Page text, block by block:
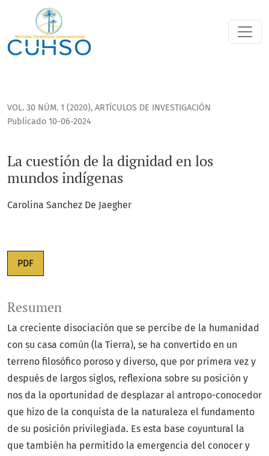
La cuestión de la dignidad en los mundos indígenas
VOL. 30 NÚM. 1 (2020), ARTÍCULOS DE INVESTIGACIÓN
La cuestión de la dignidad en los
mundos indígenas
Publicado 10-06-2024
Carolina Sanchez De Jaegher
PDF
Resumen
La creciente disociación que se percibe de la humanidad
con su casa común (la Tierra), se ha convertido en un
terreno filosófico poroso y diverso, que por primera vez y
después de largos siglos, reflexiona sobre su posición y
nos da la oportunidad de desplazar al antropo-conocedor
que hizo de la conquista de la naturaleza el fundamento
de su posición privilegiada. Es esta base coyuntural la
que también ha permitido la emergencia del conocer y